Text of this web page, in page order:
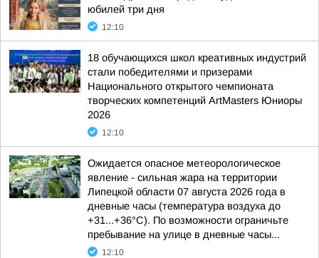
юбилей три дня
12:10
18 обучающихся школ креативных индустрий
стали победителями и призерами
Национального открытого чемпионата
творческих компетенций ArtMasters Юниоры
2026
12:10
Ожидается опасное метеорологическое
явление - сильная жара на территории
Липецкой области 07 августа 2026 года в
дневные часы (температура воздуха до
+31...+36°C). По возможности ограничьте
пребывание на улице в дневные часы...
12:10